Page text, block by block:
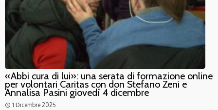
«Abbi cura di lui»: una serata di formazione online
per volontari Caritas con don Stefano Zeni e
Annalisa Pasini giovedì 4 dicembre
access_time 1 Dicembre 2025